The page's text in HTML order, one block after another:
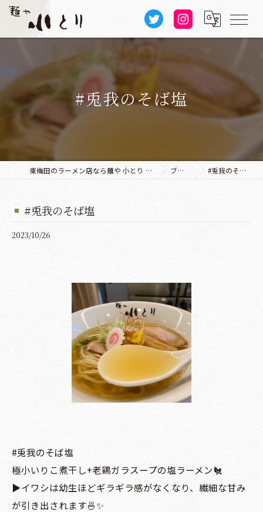
#兎我のそば塩
東梅田のラーメン店なら麺や 小とり 本店 ブログ #兎我のそば塩
#兎我のそば塩
2023/10/26
#兎我のそば塩
極小いりこ煮干し+老鶏ガラスープの塩ラーメン🐔
▶️イワシは幼生ほどギラギラ感がなくなり、繊細な甘み
が引き出されます🍜✨